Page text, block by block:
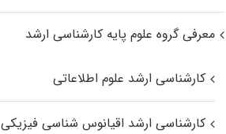
معرفی گروه علوم پایه کارشناسی ارشد
کارشناسی ارشد علوم اطلاعاتی
کارشناسی ارشد اقیانوس‌ شناسی فیزیکی